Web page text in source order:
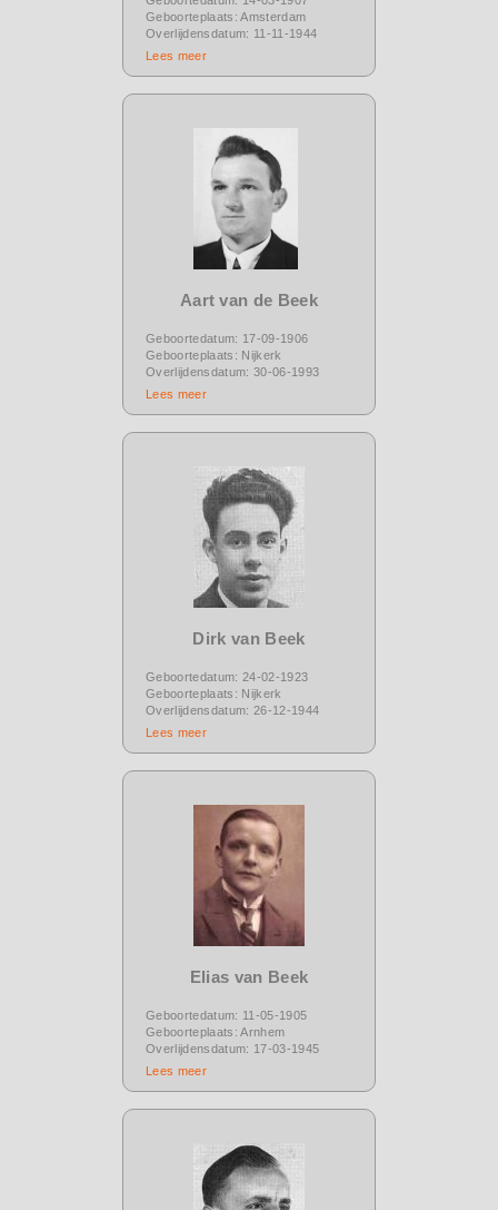
Geboorteplaats: Amsterdam
Overlijdensdatum: 11-11-1944
Lees meer
Aart van de Beek
Geboortedatum: 17-09-1906
Geboorteplaats: Nijkerk
Overlijdensdatum: 30-06-1993
Lees meer
Dirk van Beek
Geboortedatum: 24-02-1923
Geboorteplaats: Nijkerk
Overlijdensdatum: 26-12-1944
Lees meer
Elias van Beek
Geboortedatum: 11-05-1905
Geboorteplaats: Arnhem
Overlijdensdatum: 17-03-1945
Lees meer